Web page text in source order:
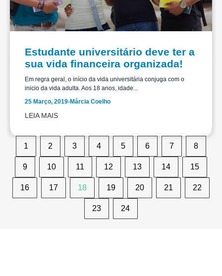
Estudante universitário deve ter a
sua vida financeira organizada!
Em regra geral, o início da vida universitária conjuga com o
inicio da vida adulta. Aos 18 anos, idade...
25 Março, 2019-Márcia Coelho
LEIA MAIS
1 2 3 4 5 6 7 8
9 10 11 12 13 14 15
16 17 18 19 20 21 22
23 24